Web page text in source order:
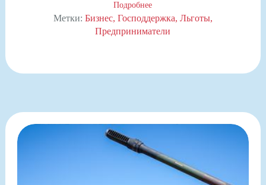
Подробнее
Метки: Бизнес Господдержка Льготы
Предприниматели